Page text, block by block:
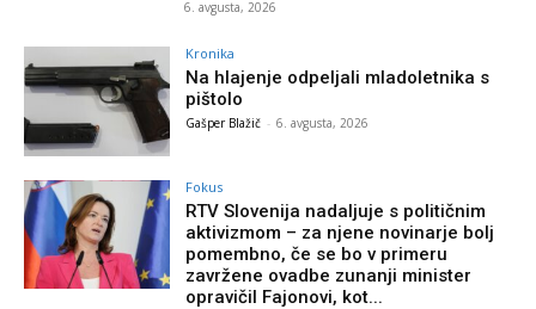
6. avgusta, 2026
Kronika
Na hlajenje odpeljali mladoletnika s
pištolo
Gašper Blažič - 6. avgusta, 2026
Fokus
RTV Slovenija nadaljuje s političnim
aktivizmom – za njene novinarje bolj
pomembno, če se bo v primeru
zavržene ovadbe zunanji minister
opravičil Fajonovi, kot...